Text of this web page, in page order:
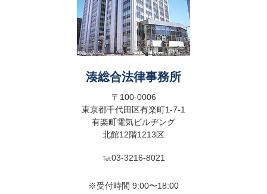
湊総合法律事務所
〒100-0006
東京都千代田区有楽町1-7-1
有楽町電気ビルヂング
北館12階1213区
Tel:03-3216-8021
※受付時間 9:00〜18:00